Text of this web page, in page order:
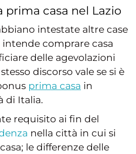
prima casa nel Lazio
intestate altre case
comprare casa
delle agevolazioni
discorso vale se si è
prima casa in
di Italia.
requisito ai fin del
nella città in cui si
le differenze delle